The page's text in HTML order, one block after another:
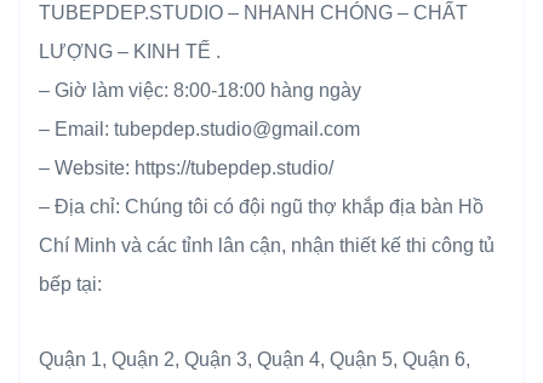
TUBEPDEP.STUDIO – NHANH CHÓNG – CHẤT
LƯỢNG – KINH TẾ .
– Giờ làm việc: 8:00-18:00 hàng ngày
– Email: tubepdep.studio@gmail.com
– Website: https://tubepdep.studio/
– Địa chỉ: Chúng tôi có đội ngũ thợ khắp địa bàn Hồ
Chí Minh và các tỉnh lân cận, nhận thiết kế thi công tủ
bếp tại:
Quận 1, Quận 2, Quận 3, Quận 4, Quận 5, Quận 6,